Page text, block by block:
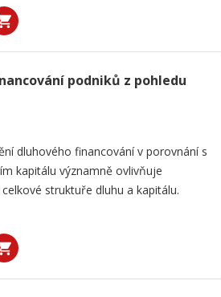
podniků z pohledu
dluhového financování v porovnání s
kapitálu významně ovlivňuje
struktuře dluhu a kapitálu.